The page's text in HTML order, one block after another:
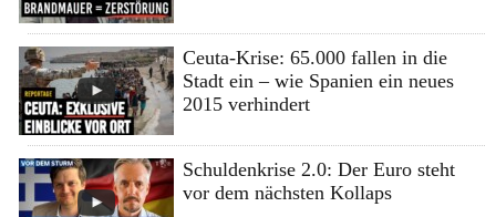
Ceuta-Krise: 65.000 fallen in die
Stadt ein – wie Spanien ein neues
2015 verhindert
Schuldenkrise 2.0: Der Euro steht
vor dem nächsten Kollaps